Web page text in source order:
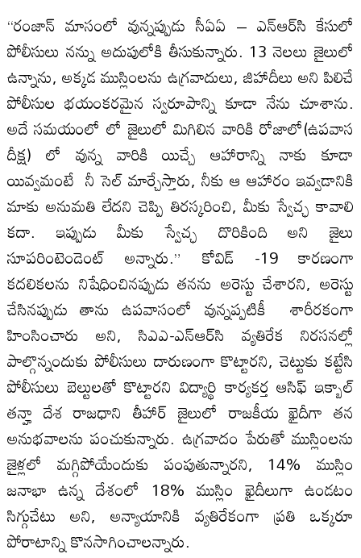
“రంజాన్ మాసంలో వున్నప్పుడు సీఏఏ – ఎన్ఆర్‌సి కేసులో
పోలీసులు నన్ను అదుపులోకి తీసుకున్నారు. 13 నెలలు జైలులో
ఉన్నాను, అక్కడ ముస్లింలను ఉగ్రవాదులు, జిహాదీలు అని పిలిచే
పోలీసుల భయంకరమైన స్వరూపాన్ని కూడా నేను చూశాను.
అదే సమయంలో లో జైలులో మిగిలిన వారికి రోజాలో(ఉపవాస
దీక్ష) లో వున్న వారికి యిచ్చే ఆహారాన్ని నాకు కూడా
యివ్వమంటే నీ సెల్ మార్చేస్తారు, నీకు ఆ ఆహారం ఇవ్వడానికి
మాకు అనుమతి లేదని చెప్పి తిరస్కరించి, మీకు స్వేచ్ఛ కావాలి
కదా. ఇప్పుడు మీకు స్వేచ్ఛ దొరికింది అని జైలు
సూపరింటెండెంట్ అన్నారు.” కోవిడ్ -19 కారణంగా
కదలికలను నిషేధించినప్పుడు తనను అరెస్టు చేశారని, అరెస్టు
చేసినప్పుడు తాను ఉపవాసంలో వున్నప్పటికీ శారీరకంగా
హింసించారు అని, సిఎఎ-ఎన్ఆర్‌సి వ్యతిరేక నిరసనల్లో
పాల్గొన్నందుకు పోలీసులు దారుణంగా కొట్టారని, చెట్టుకు కట్టేసి
పోలీసులు బెల్టులతో కొట్టారని విద్యార్థి కార్యకర్త ఆసిఫ్ ఇక్బాల్
తన్హా దేశ రాజధాని తీహార్ జైలులో రాజకీయ ఖైదీగా తన
అనుభవాలను పంచుకున్నారు. ఉగ్రవాదం పేరుతో ముస్లింలను
జైళ్లలో మగ్గిపోయేందుకు పంపుతున్నారని, 14% ముస్లిం
జనాభా ఉన్న దేశంలో 18% ముస్లిం ఖైదీలుగా ఉండటం
సిగ్గుచేటు అని, అన్యాయానికి వ్యతిరేకంగా ప్రతి ఒక్కరూ
పోరాటాన్ని కొనసాగించాలన్నారు.